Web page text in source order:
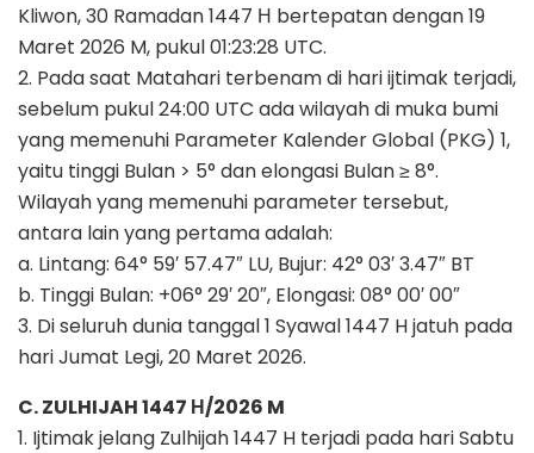
Kliwon, 30 Ramadan 1447 Н bertepatan dengan 19
Maret 2026 M, pukul 01:23:28 UTC.
2. Pada saat Matahari terbenam di hari ijtimak terjadi,
sebelum pukul 24:00 UTC ada wilayah di muka bumi
yang memenuhi Parameter Kalender Global (PKG) 1,
yaitu tinggi Bulan > 5° dan elongasi Bulan ≥ 8°.
Wilayah yang memenuhi parameter tersebut,
antara lain yang pertama adalah:
a. Lintang: 64° 59′ 57.47″ LU, Bujur: 42° 03′ 3.47″ BT
b. Tinggi Bulan: +06° 29′ 20″, Elongasi: 08° 00′ 00″
3. Di seluruh dunia tanggal 1 Syawal 1447 H jatuh pada
hari Jumat Legi, 20 Maret 2026.
C. ZULHIJAH 1447 Н/2026 M
1. Ijtimak jelang Zulhijah 1447 H terjadi pada hari Sabtu